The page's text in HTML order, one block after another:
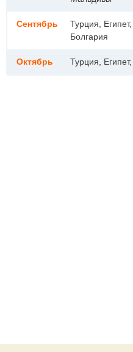
Сентябрь
Турция,
Болгария
Октябрь Турция,